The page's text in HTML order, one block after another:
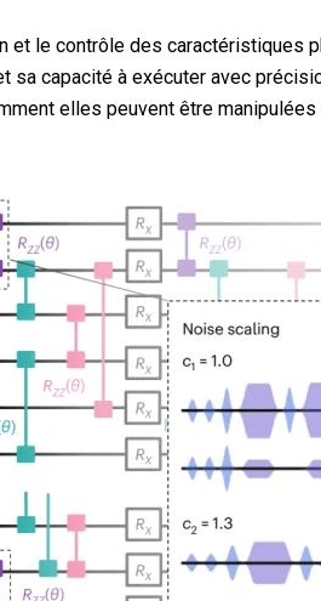
et le contrôle des caractéristiques
capacité à exécuter avec
elles peuvent être